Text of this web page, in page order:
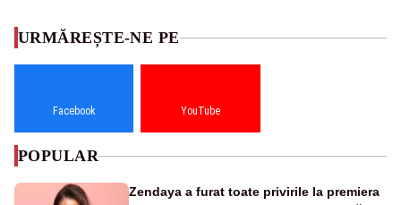
URMĂREȘTE-NE PE
Facebook YouTube
POPULAR
Zendaya a furat toate privirile la premiera